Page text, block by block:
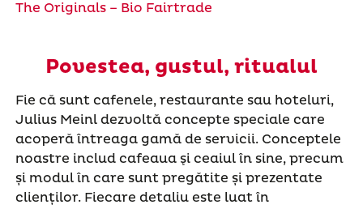
The Originals – Bio Fairtrade
Povestea, gustul, ritualul
Fie că sunt cafenele, restaurante sau hoteluri,
Julius Meinl dezvoltă concepte speciale care
acoperă întreaga gamă de servicii. Conceptele
noastre includ cafeaua şi ceaiul în sine, precum
și modul în care sunt pregătite și prezentate
clienților. Fiecare detaliu este luat în